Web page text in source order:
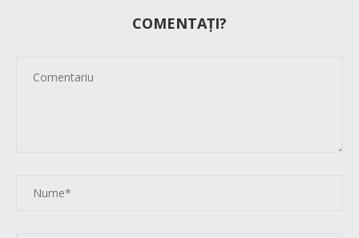
COMENTAȚI?